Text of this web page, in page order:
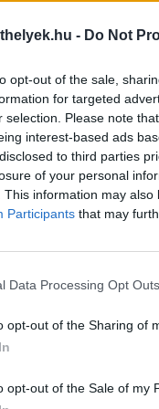
- Do Not
opt-out of the sale,
for targeted
selection. Please note
interest-based ads
to third parties
of your personal
This information may
Participants that may
Data Processing Opt Outs
opt-out of the Sharing of
opt-out of the Sale of my
(xilit) mérgezés
népszerű
veszélyes a
mérgezés esetén?
»
ünnepek már elmúltak,
maradt falatokra